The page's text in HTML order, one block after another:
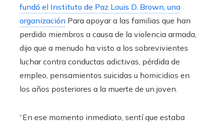
fundó el Instituto de Paz Louis D. Brown, una
organización Para apoyar a las familias que han
perdido miembros a causa de la violencia armada,
dijo que a menudo ha visto a los sobrevivientes
luchar contra conductas adictivas, pérdida de
empleo, pensamientos suicidas u homicidios en
los años posteriores a la muerte de un joven.
“En ese momento inmediato, sentí que estaba